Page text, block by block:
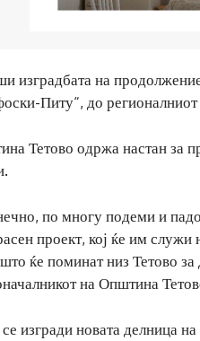
изградбата на
Питу“, до
Тетово одржа настан за
по многу подеми и
проект, кој ќе им служи
ќе поминат низ Тетово
на Општина
изгради новата делница